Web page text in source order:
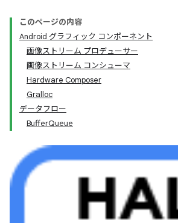
このページの内容
Android グラフィック コンポーネント
画像ストリーム プロデューサー
画像ストリーム コンシューマ
Hardware Composer
Gralloc
データフロー
BufferQueue